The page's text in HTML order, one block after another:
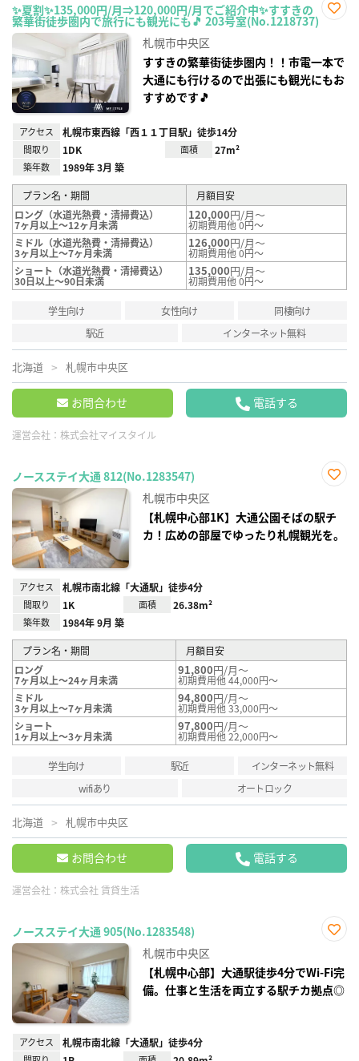
✨夏割✨135,000円/月⇒120,000円/月でご紹介中✨すすきの
繁華街徒歩圏内で旅行にも観光にも🎵 203号室(No.1218737)
録
札幌市中央区
すすきの繁華街徒歩圏内！！市電一本で
大通にも行けるので出張にも観光にもお
すすめです🎵
アクセス 札幌市東西線「西１１丁目駅」徒歩14分
間取り 1DK 面積 27m²
築年数 1989年 3月 築
プラン名・期間
月額目安
ロング（水道光熱費・清掃費込）
7ヶ月以上～12ヶ月未満
120,000円/月～
初期費用他 0円～
ミドル（水道光熱費・清掃費込）
3ヶ月以上～7ヶ月未満
126,000円/月～
初期費用他 0円～
ショート（水道光熱費・清掃費込）
30日以上～90日未満
135,000円/月～
初期費用他 0円～
学生向け 女性向け
同棲向け
駅近
インターネット無料
北海道 札幌市中央区
お問合わせ 電話する
運営会社： 株式会社マイスタイル
ノースステイ大通 812(No.1283547)
り登
録
札幌市中央区
【札幌中心部1K】大通公園そばの駅チ
カ！広めの部屋でゆったり札幌観光を。
アクセス 札幌市南北線「大通駅」徒歩4分
間取り 1K 面積 26.38m²
築年数 1984年 9月 築
プラン名・期間
月額目安
ロング
7ヶ月以上～24ヶ月未満
91,800円/月～
初期費用他 44,000円～
ミドル
3ヶ月以上～7ヶ月未満
94,800円/月～
初期費用他 33,000円～
ショート
1ヶ月以上～3ヶ月未満
97,800円/月～
初期費用他 22,000円～
学生向け 駅近
インターネット無料
wifiあり
オートロック
北海道 札幌市中央区
お問合わせ 電話する
運営会社： 株式会社 賃貸生活
ノースステイ大通 905(No.1283548)
り登
録
札幌市中央区
【札幌中心部】大通駅徒歩4分でWi-Fi完
備。仕事と生活を両立する駅チカ拠点◎
アクセス 札幌市南北線「大通駅」徒歩4分